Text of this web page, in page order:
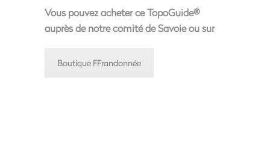
Vous pouvez acheter ce TopoGuide®
auprès de notre comité de Savoie ou sur
Boutique FFrandonnée